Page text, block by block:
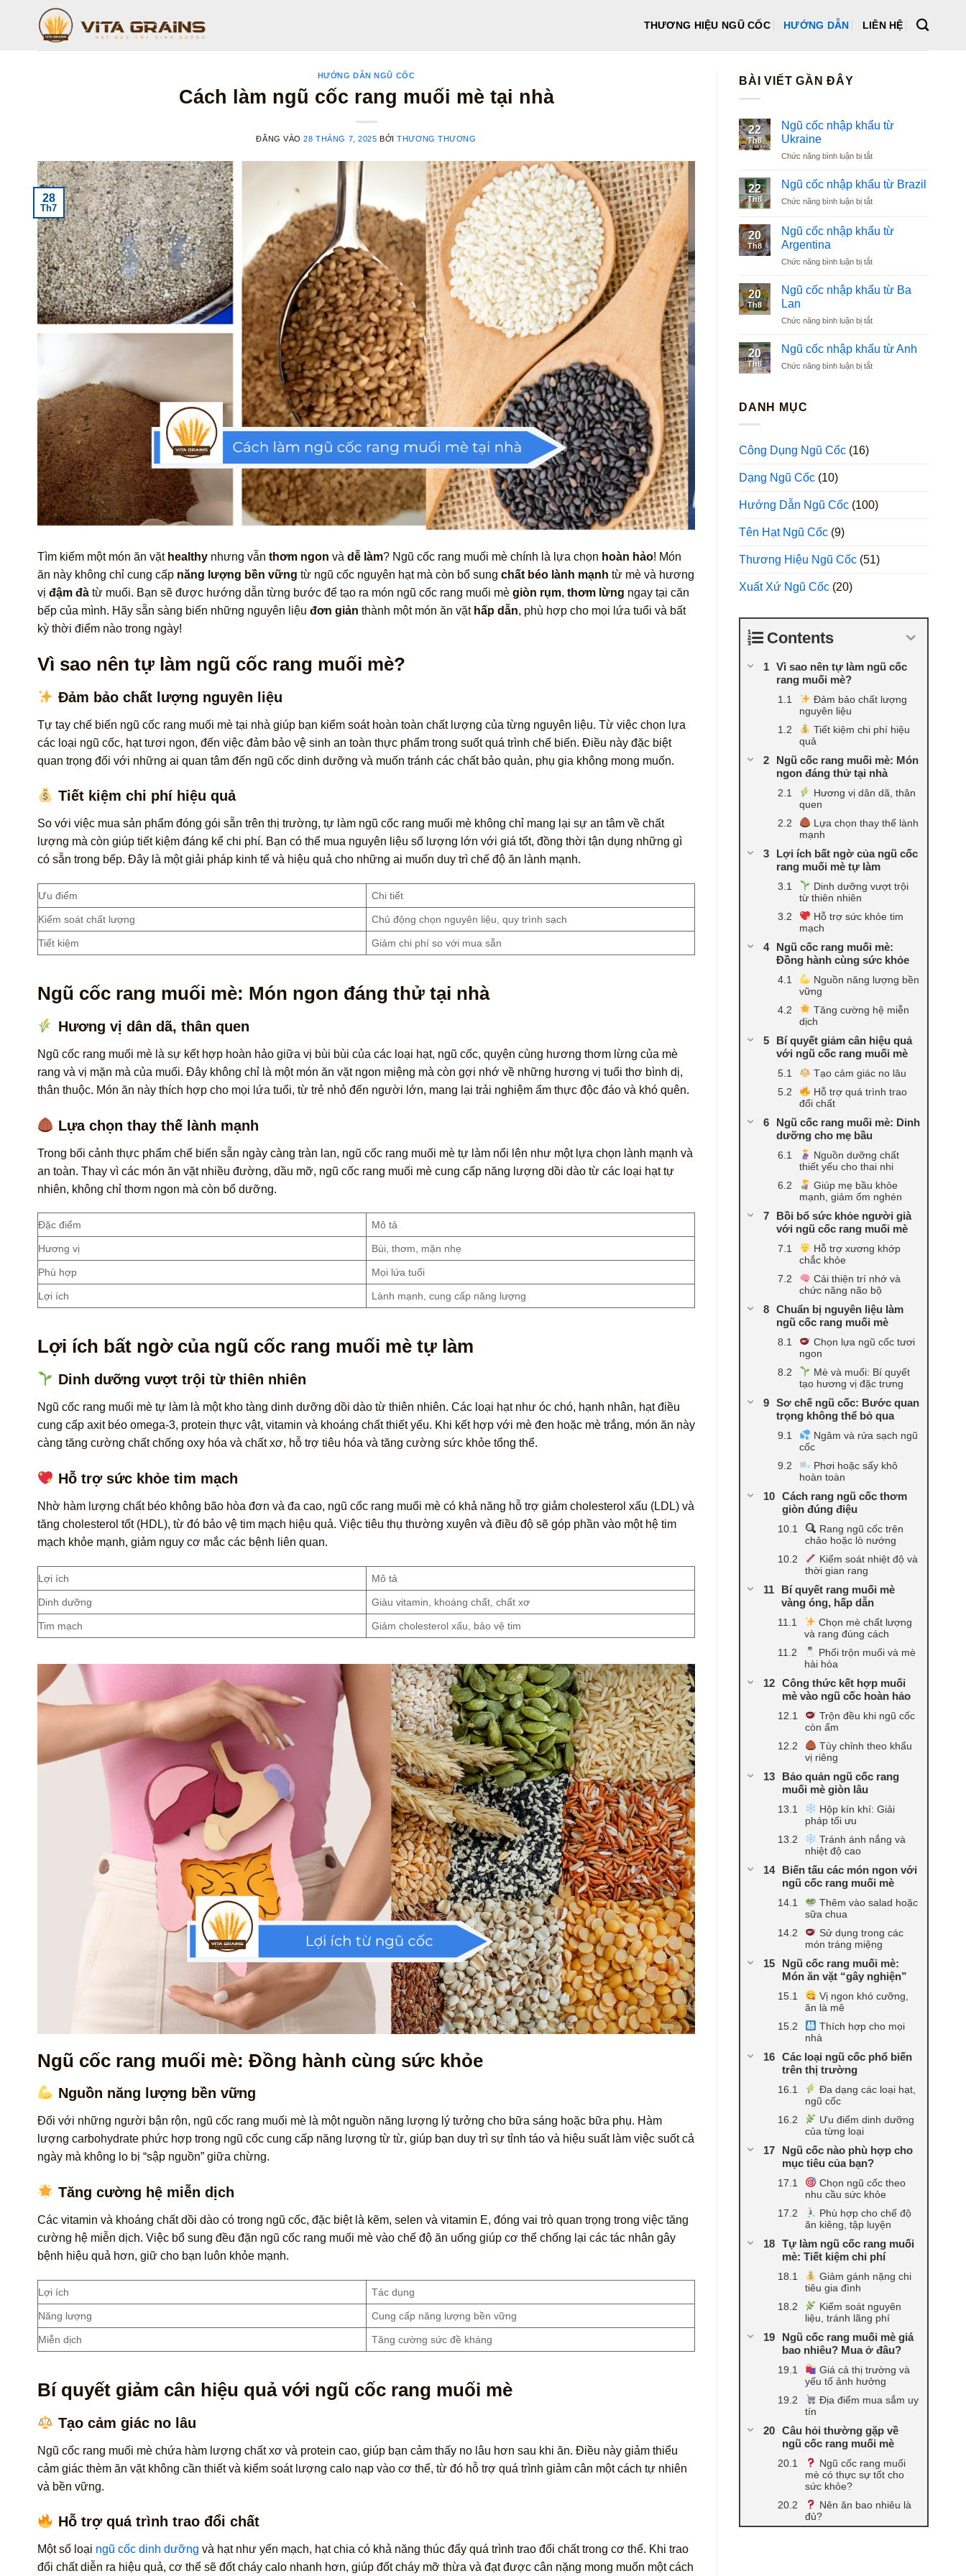
THƯƠNG HIỆU NGŨ CỐC HƯỚNG DẪN LIÊN HỆ
HƯỚNG DẪN NGŨ CỐC
Cách làm ngũ cốc rang muối mè tại nhà
ĐĂNG VÀO28 THÁNG 7, 2025 BỞITHƯƠNG THƯƠNG
28
Th7
Tìm kiếm một món ăn vặt healthy nhưng vẫn thơm ngon và dễ làm? Ngũ cốc rang muối mè chính là lựa chọn hoàn hảo! Món
ăn này không chỉ cung cấp năng lượng bền vững từ ngũ cốc nguyên hạt mà còn bổ sung chất béo lành mạnh từ mè và hương
vị đậm đà từ muối. Bạn sẽ được hướng dẫn từng bước để tạo ra món ngũ cốc rang muối mè giòn rụm, thơm lừng ngay tại căn
bếp của mình. Hãy sẵn sàng biến những nguyên liệu đơn giản thành một món ăn vặt hấp dẫn, phù hợp cho mọi lứa tuổi và bất
kỳ thời điểm nào trong ngày!
Vì sao nên tự làm ngũ cốc rang muối mè?
Đảm bảo chất lượng nguyên liệu
Tự tay chế biến ngũ cốc rang muối mè tại nhà giúp bạn kiểm soát hoàn toàn chất lượng của từng nguyên liệu. Từ việc chọn lựa
các loại ngũ cốc, hạt tươi ngon, đến việc đảm bảo vệ sinh an toàn thực phẩm trong suốt quá trình chế biến. Điều này đặc biệt
quan trọng đối với những ai quan tâm đến ngũ cốc dinh dưỡng và muốn tránh các chất bảo quản, phụ gia không mong muốn.
Tiết kiệm chi phí hiệu quả
So với việc mua sản phẩm đóng gói sẵn trên thị trường, tự làm ngũ cốc rang muối mè không chỉ mang lại sự an tâm về chất
lượng mà còn giúp tiết kiệm đáng kể chi phí. Bạn có thể mua nguyên liệu số lượng lớn với giá tốt, đồng thời tận dụng những gì
có sẵn trong bếp. Đây là một giải pháp kinh tế và hiệu quả cho những ai muốn duy trì chế độ ăn lành mạnh.
Ưu điểm Chi tiết
Kiểm soát chất lượng Chủ động chọn nguyên liệu, quy trình sạch
Tiết kiệm Giảm chi phí so với mua sẵn
Ngũ cốc rang muối mè: Món ngon đáng thử tại nhà
Hương vị dân dã, thân quen
Ngũ cốc rang muối mè là sự kết hợp hoàn hảo giữa vị bùi bùi của các loại hạt, ngũ cốc, quyện cùng hương thơm lừng của mè
rang và vị mặn mà của muối. Đây không chỉ là một món ăn vặt ngon miệng mà còn gợi nhớ về những hương vị tuổi thơ bình dị,
thân thuộc. Món ăn này thích hợp cho mọi lứa tuổi, từ trẻ nhỏ đến người lớn, mang lại trải nghiệm ẩm thực độc đáo và khó quên.
Lựa chọn thay thế lành mạnh
Trong bối cảnh thực phẩm chế biến sẵn ngày càng tràn lan, ngũ cốc rang muối mè tự làm nổi lên như một lựa chọn lành mạnh và
an toàn. Thay vì các món ăn vặt nhiều đường, dầu mỡ, ngũ cốc rang muối mè cung cấp năng lượng dồi dào từ các loại hạt tự
nhiên, không chỉ thơm ngon mà còn bổ dưỡng.
Đặc điểm Mô tả
Hương vị Bùi, thơm, mặn nhẹ
Phù hợp Mọi lứa tuổi
Lợi ích Lành mạnh, cung cấp năng lượng
Lợi ích bất ngờ của ngũ cốc rang muối mè tự làm
Dinh dưỡng vượt trội từ thiên nhiên
Ngũ cốc rang muối mè tự làm là một kho tàng dinh dưỡng dồi dào từ thiên nhiên. Các loại hạt như óc chó, hạnh nhân, hạt điều
cung cấp axit béo omega-3, protein thực vật, vitamin và khoáng chất thiết yếu. Khi kết hợp với mè đen hoặc mè trắng, món ăn này
càng tăng cường chất chống oxy hóa và chất xơ, hỗ trợ tiêu hóa và tăng cường sức khỏe tổng thể.
Hỗ trợ sức khỏe tim mạch
Nhờ hàm lượng chất béo không bão hòa đơn và đa cao, ngũ cốc rang muối mè có khả năng hỗ trợ giảm cholesterol xấu (LDL) và
tăng cholesterol tốt (HDL), từ đó bảo vệ tim mạch hiệu quả. Việc tiêu thụ thường xuyên và điều độ sẽ góp phần vào một hệ tim
mạch khỏe mạnh, giảm nguy cơ mắc các bệnh liên quan.
Lợi ích Mô tả
Dinh dưỡng Giàu vitamin, khoáng chất, chất xơ
Tim mạch Giảm cholesterol xấu, bảo vệ tim
Ngũ cốc rang muối mè: Đồng hành cùng sức khỏe
Nguồn năng lượng bền vững
Đối với những người bận rộn, ngũ cốc rang muối mè là một nguồn năng lượng lý tưởng cho bữa sáng hoặc bữa phụ. Hàm
lượng carbohydrate phức hợp trong ngũ cốc cung cấp năng lượng từ từ, giúp bạn duy trì sự tỉnh táo và hiệu suất làm việc suốt cả
ngày mà không lo bị “sập nguồn” giữa chừng.
Tăng cường hệ miễn dịch
Các vitamin và khoáng chất dồi dào có trong ngũ cốc, đặc biệt là kẽm, selen và vitamin E, đóng vai trò quan trọng trong việc tăng
cường hệ miễn dịch. Việc bổ sung đều đặn ngũ cốc rang muối mè vào chế độ ăn uống giúp cơ thể chống lại các tác nhân gây
bệnh hiệu quả hơn, giữ cho bạn luôn khỏe mạnh.
Lợi ích Tác dụng
Năng lượng Cung cấp năng lượng bền vững
Miễn dịch Tăng cường sức đề kháng
Bí quyết giảm cân hiệu quả với ngũ cốc rang muối mè
Tạo cảm giác no lâu
Ngũ cốc rang muối mè chứa hàm lượng chất xơ và protein cao, giúp bạn cảm thấy no lâu hơn sau khi ăn. Điều này giảm thiểu
cảm giác thèm ăn vặt không cần thiết và kiểm soát lượng calo nạp vào cơ thể, từ đó hỗ trợ quá trình giảm cân một cách tự nhiên
và bền vững.
Hỗ trợ quá trình trao đổi chất
Một số loại ngũ cốc dinh dưỡng và hạt như yến mạch, hạt chia có khả năng thúc đẩy quá trình trao đổi chất trong cơ thể. Khi trao
đổi chất diễn ra hiệu quả, cơ thể sẽ đốt cháy calo nhanh hơn, giúp đốt cháy mỡ thừa và đạt được cân nặng mong muốn một cách
BÀI VIẾT GẦN ĐÂY
22
Th8
Ngũ cốc nhập khẩu từ
Ukraine
Chức năng bình luận bị tắtở
cốc
khẩu
Ukraine
22
Th8
Ngũ cốc nhập khẩu từ Brazil
Chức năng bình luận bị tắtở
cốc
nhập
từ
20
Th8
Ngũ cốc nhập khẩu từ
Argentina
Chức năng bình luận bị tắtở
cốc
từ
20
Th8
Ngũ cốc nhập khẩu từ Ba
Lan
Chức năng bình luận bị tắtở
cốc
khẩu
20
Th8
Ngũ cốc nhập khẩu từ Anh
Chức năng bình luận bị tắtở
DANH MỤC
Công Dụng Ngũ Cốc (16)
Dạng Ngũ Cốc (10)
Hướng Dẫn Ngũ Cốc (100)
Tên Hạt Ngũ Cốc (9)
Thương Hiệu Ngũ Cốc (51)
Xuất Xứ Ngũ Cốc (20)
Contents
Vì sao nên tự làm ngũ cốc
rang muối mè?
Đảm bảo chất lượng
nguyên liệu
Tiết kiệm chi phí hiệu
quả
Ngũ cốc rang muối mè: Món
ngon đáng thử tại nhà
Hương vị dân dã, thân
quen
Lựa chọn thay thế lành
mạnh
Lợi ích bất ngờ của ngũ cốc
rang muối mè tự làm
Dinh dưỡng vượt trội
từ thiên nhiên
Hỗ trợ sức khỏe tim
mạch
Ngũ cốc rang muối mè:
Đồng hành cùng sức khỏe
Nguồn năng lượng bền
vững
Tăng cường hệ miễn
dịch
Bí quyết giảm cân hiệu quả
với ngũ cốc rang muối mè
Tạo cảm giác no lâu
Hỗ trợ quá trình trao
đổi chất
Ngũ cốc rang muối mè: Dinh
dưỡng cho mẹ bầu
Nguồn dưỡng chất
thiết yếu cho thai nhi
Giúp mẹ bầu khỏe
mạnh, giảm ốm nghén
Bồi bổ sức khỏe người già
với ngũ cốc rang muối mè
Hỗ trợ xương khớp
chắc khỏe
Cải thiện trí nhớ và
chức năng não bộ
Chuẩn bị nguyên liệu làm
ngũ cốc rang muối mè
Chọn lựa ngũ cốc tươi
ngon
Mè và muối: Bí quyết
tạo hương vị đặc trưng
Sơ chế ngũ cốc: Bước quan
trọng không thể bỏ qua
Ngâm và rửa sạch ngũ
cốc
Phơi hoặc sấy khô
hoàn toàn
Cách rang ngũ cốc thơm
giòn đúng điệu
Rang ngũ cốc trên
chảo hoặc lò nướng
Kiểm soát nhiệt độ và
thời gian rang
Bí quyết rang muối mè
vàng óng, hấp dẫn
Chọn mè chất lượng
và rang đúng cách
Phối trộn muối và mè
hài hòa
Công thức kết hợp muối
mè vào ngũ cốc hoàn hảo
Trộn đều khi ngũ cốc
còn ấm
Tùy chỉnh theo khẩu
vị riêng
Bảo quản ngũ cốc rang
muối mè giòn lâu
Hộp kín khí: Giải
pháp tối ưu
Tránh ánh nắng và
nhiệt độ cao
Biến tấu các món ngon với
ngũ cốc rang muối mè
Thêm vào salad hoặc
sữa chua
Sử dụng trong các
món tráng miệng
Ngũ cốc rang muối mè:
Món ăn vặt “gây nghiện”
Vị ngon khó cưỡng,
ăn là mê
Thích hợp cho mọi
nhà
Các loại ngũ cốc phổ biến
trên thị trường
Đa dạng các loại hạt,
ngũ cốc
Ưu điểm dinh dưỡng
của từng loại
Ngũ cốc nào phù hợp cho
mục tiêu của bạn?
Chọn ngũ cốc theo
nhu cầu sức khỏe
Phù hợp cho chế độ
ăn kiêng, tập luyện
Tự làm ngũ cốc rang muối
mè: Tiết kiệm chi phí
Giảm gánh nặng chi
tiêu gia đình
Kiểm soát nguyên
liệu, tránh lãng phí
Ngũ cốc rang muối mè giá
bao nhiêu? Mua ở đâu?
Giá cả thị trường và
yếu tố ảnh hưởng
Địa điểm mua sắm uy
tín
Câu hỏi thường gặp về
ngũ cốc rang muối mè
Ngũ cốc rang muối
mè có thực sự tốt cho
sức khỏe?
Nên ăn bao nhiêu là
đủ?